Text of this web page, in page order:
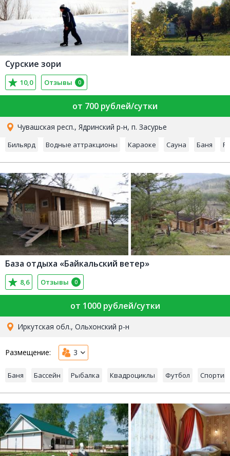
Сурские зори
10,0 Отзывы 0
от 700 рублей/сутки
Чувашская респ., Ядринский р-н, п. Засурье
Бильярд Водные аттракционы Караоке Сауна Баня
База отдыха «Байкальский ветер»
8,6 Отзывы 0
от 1000 рублей/сутки
Иркутская обл., Ольхонский р-н
Размещение: 3
Баня Бассейн Рыбалка Квадроциклы Футбол